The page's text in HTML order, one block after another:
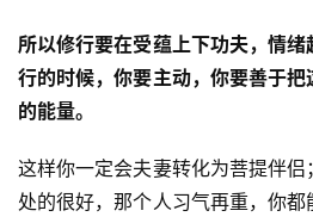
高
僧
访
谈
心
乐
所以修行要在受蕴上下功夫，情
行的时候，你要主动，你要善于
的能量。
这样你一定会夫妻转化为菩提伴
处的很好，那个人习气再重，你